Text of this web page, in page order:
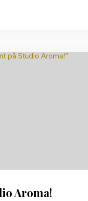
Aroma!